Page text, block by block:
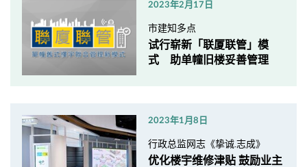
2023年2月17日
市建知多点
试行崭新「联厦联管」模
式 助单幢旧楼妥善管理
2023年1月8日
行政总监网志《挚诚.志成》
优化楼宇维修津贴 鼓励业主